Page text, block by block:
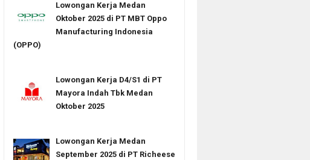
Lowongan Kerja Medan
Oktober 2025 di PT MBT Oppo
Manufacturing Indonesia
(OPPO)
Lowongan Kerja D4/S1 di PT
Mayora Indah Tbk Medan
Oktober 2025
Lowongan Kerja Medan
September 2025 di PT Richeese